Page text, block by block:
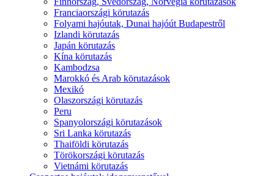
Franciaországi körutazás
Folyami hajóutak, Dunai hajóút Budapestről
Izlandi körutazás
Japán körutazás
Kína körutazás
Kambodzsa
Marokkó és Arab körutazások
Mexikó
Olaszországi körutazás
Peru
Spanyolországi körutazások
Sri Lanka körutazás
Thaiföldi körutazás
Törökországi körutazás
Vietnámi körutazás